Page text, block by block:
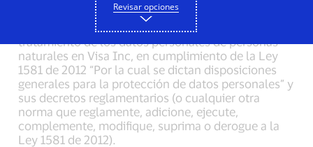
1. Nota preliminar
El presente documento consagra las políticas de
tratamiento de los datos personales de personas
naturales en Visa Inc, en cumplimiento de la Ley
1581 de 2012 “Por la cual se dictan disposiciones
generales para la protección de datos personales” y
sus decretos reglamentarios (o cualquier otra
norma que reglamente, adicione, ejecute,
complemente, modifique, suprima o derogue a la
Ley 1581 de 2012).
Revisar opciones